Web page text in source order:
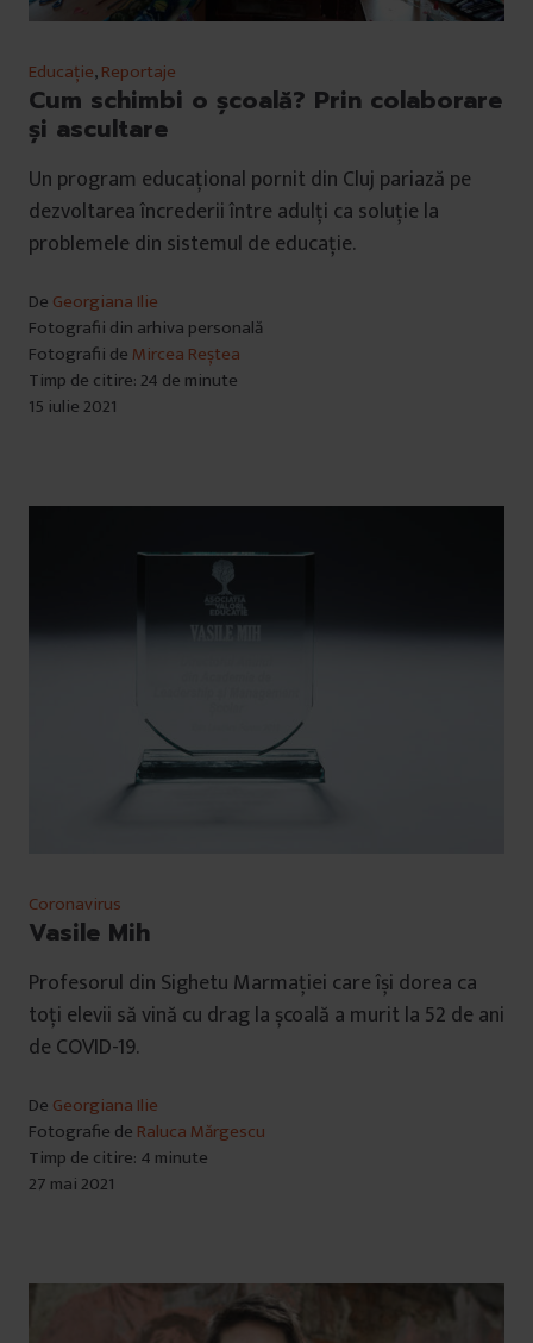
Educație,Reportaje
Cum schimbi o școală? Prin colaborare
și ascultare
Un program educațional pornit din Cluj pariază pe
dezvoltarea încrederii între adulți ca soluție la
problemele din sistemul de educație.
De Georgiana Ilie
Fotografii din arhiva personală
Fotografii de Mircea Reștea
Timp de citire: 24 de minute
15 iulie 2021
Coronavirus
Vasile Mih
Profesorul din Sighetu Marmației care își dorea ca
toți elevii să vină cu drag la școală a murit la 52 de ani
de COVID-19.
De Georgiana Ilie
Fotografie de Raluca Mărgescu
Timp de citire: 4 minute
27 mai 2021